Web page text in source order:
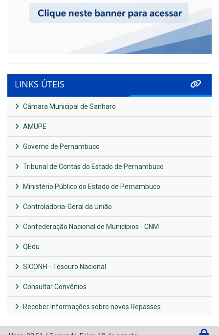
LINKS ÚTEIS
Câmara Municipal de Sanharó
AMUPE
Governo de Pernambuco
Tribunal de Contas do Estado de Pernambuco
Ministério Público do Estado de Pernambuco
Controladoria-Geral da União
Confederação Nacional de Municípios - CNM
QEdu
SICONFI - Tesouro Nacional
Consultar Convênios
Receber Informações sobre novos Repasses